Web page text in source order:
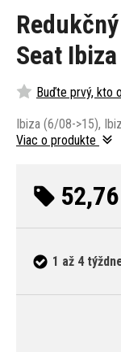
Seat Ibiza
Buďte prvý, kto
Ibiza (6/08->15),
Viac o produkte
1 až 4